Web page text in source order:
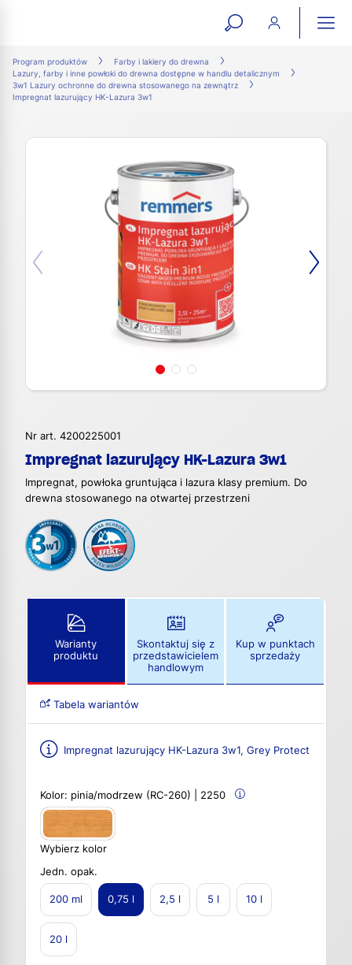
open
form
Program produktów
Farby i lakiery do drewna
Lazury, farby i inne powłoki do drewna dostępne w handlu detalicznym
3w1 Lazury ochronne do drewna stosowanego na zewnątrz
Impregnat lazurujący HK-Lazura 3w1
Nr art. 4200225001
Impregnat lazurujący HK-Lazura 3w1
Impregnat, powłoka gruntująca i lazura klasy premium. Do
drewna stosowanego na otwartej przestrzeni
Warianty
produktu
Skontaktuj się z
przedstawicielem
handlowym
Kup w punktach
sprzedaży
Tabela wariantów
Impregnat lazurujący HK-Lazura 3w1, Grey Protect
Kolor: pinia/modrzew (RC-260) | 2250
Wybierz kolor
Jedn. opak.
200 ml 0,75 l 2,5 l 5 l 10 l
20 l